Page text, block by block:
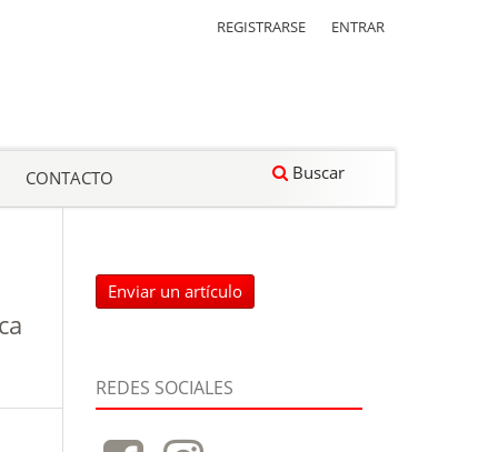
CONTACTO Buscar
REGISTRARSE ENTRAR
Enviar un artículo
REDES SOCIALES